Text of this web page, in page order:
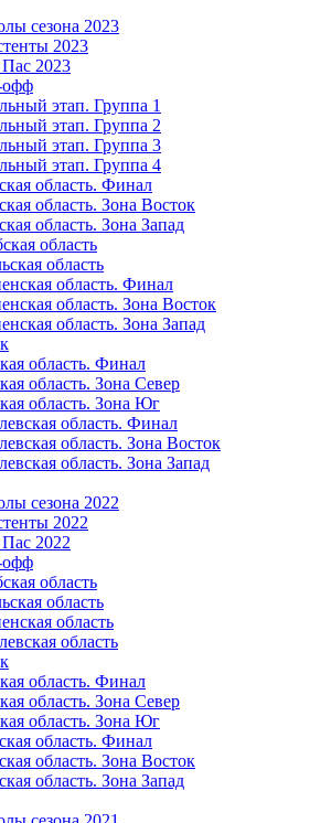
сезона 2023
2023
2023
этап. Группа 1
этап. Группа 2
этап. Группа 3
этап. Группа 4
область. Финал
область. Зона Восток
область. Зона Запад
область
область
область. Финал
область. Зона Восток
область. Зона Запад
область. Финал
область. Зона Север
область. Зона Юг
область. Финал
область. Зона Восток
область. Зона Запад
сезона 2022
2022
2022
область
область
область
область
область. Финал
область. Зона Север
область. Зона Юг
область. Финал
область. Зона Восток
область. Зона Запад